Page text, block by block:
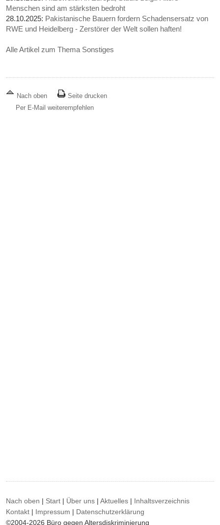
Menschen sind am stärksten bedroht
28.10.2025: Pakistanische Bauern fordern Schadensersatz von
RWE und Heidelberg - Zerstörer der Welt sollen haften!
Alle Artikel zum Thema Sonstiges
Nach oben
Seite drucken
Per E-Mail weiterempfehlen
Nach oben | Start | Über uns |Aktuelles | Inhaltsverzeichnis
Kontakt | Impressum | Datenschutzerklärung
©2004-2026 Büro gegen Altersdiskriminierung